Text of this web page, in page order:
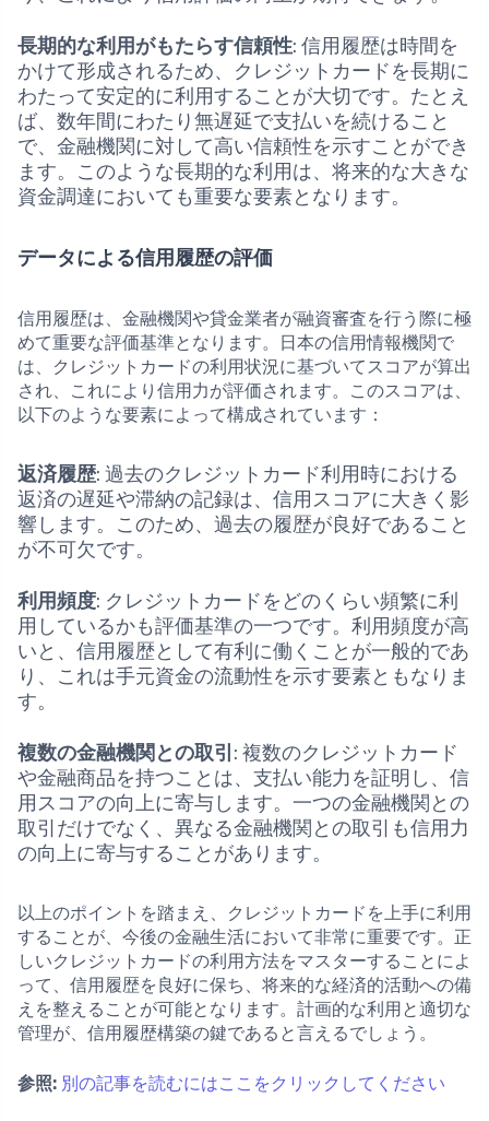
長期的な利用がもたらす信頼性: 信用履歴は時間を
かけて形成されるため、クレジットカードを長期に
わたって安定的に利用することが大切です。たとえ
ば、数年間にわたり無遅延で支払いを続けること
で、金融機関に対して高い信頼性を示すことができ
ます。このような長期的な利用は、将来的な大きな
資金調達においても重要な要素となります。
データによる信用履歴の評価
信用履歴は、金融機関や貸金業者が融資審査を行う際に極
めて重要な評価基準となります。日本の信用情報機関で
は、クレジットカードの利用状況に基づいてスコアが算出
され、これにより信用力が評価されます。このスコアは、
以下のような要素によって構成されています：
返済履歴: 過去のクレジットカード利用時における
返済の遅延や滞納の記録は、信用スコアに大きく影
響します。このため、過去の履歴が良好であること
が不可欠です。
利用頻度: クレジットカードをどのくらい頻繁に利
用しているかも評価基準の一つです。利用頻度が高
いと、信用履歴として有利に働くことが一般的であ
り、これは手元資金の流動性を示す要素ともなりま
す。
複数の金融機関との取引 : 複数のクレジットカード
や金融商品を持つことは、支払い能力を証明し、信
用スコアの向上に寄与します。一つの金融機関との
取引だけでなく、異なる金融機関との取引も信用力
の向上に寄与することがあります。
以上のポイントを踏まえ、クレジットカードを上手に利用
することが、今後の金融生活において非常に重要です。正
しいクレジットカードの利用方法をマスターすることによ
って、信用履歴を良好に保ち、将来的な経済的活動への備
えを整えることが可能となります。計画的な利用と適切な
管理が、信用履歴構築の鍵であると言えるでしょう。
参照: 別の記事を読むにはここをクリックしてください